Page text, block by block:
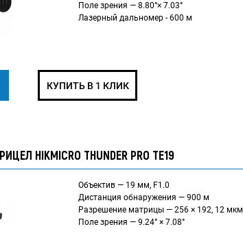
Поле зрения — 8.80°× 7.03°
Лазерный дальномер - 600 м
КУПИТЬ В 1 КЛИК
HIKMICRO THUNDER PRO TE19
Объектив — 19 мм, F1.0
Дистанция обнаружения — 900 м
Разрешение матрицы — 256 × 192, 12 мкм
Поле зрения — 9.24° × 7.08°